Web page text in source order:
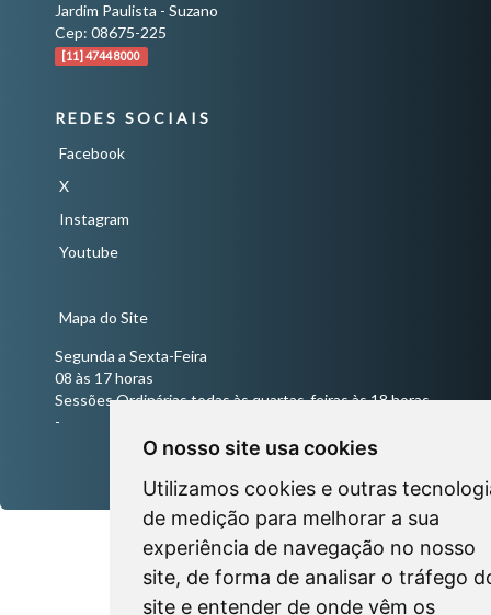
O nosso site usa cookies
Utilizamos cookies e outras
de medição para melhorar a sua
experiência de navegação no nosso
site, de forma de analisar o tráfego
site e entender de onde vêm os
Jardim Paulista - Suzano
Cep: 08675-225
[11] 4744 8000
REDES SOCIAIS
Facebook
X
Instagram
Youtube
Mapa do Site
Segunda a Sexta-Feira
08 às 17 horas
Sessões Ordinárias todas às quartas-feiras às 18 horas
-